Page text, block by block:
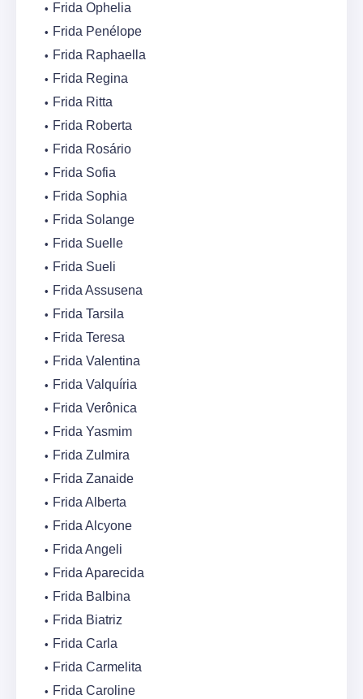
Frida Ophelia
Frida Penélope
Frida Raphaella
Frida Regina
Frida Ritta
Frida Roberta
Frida Rosário
Frida Sofia
Frida Sophia
Frida Solange
Frida Suelle
Frida Sueli
Frida Assusena
Frida Tarsila
Frida Teresa
Frida Valentina
Frida Valquíria
Frida Verônica
Frida Yasmim
Frida Zulmira
Frida Zanaide
Frida Alberta
Frida Alcyone
Frida Angeli
Frida Aparecida
Frida Balbina
Frida Biatriz
Frida Carla
Frida Carmelita
Frida Caroline